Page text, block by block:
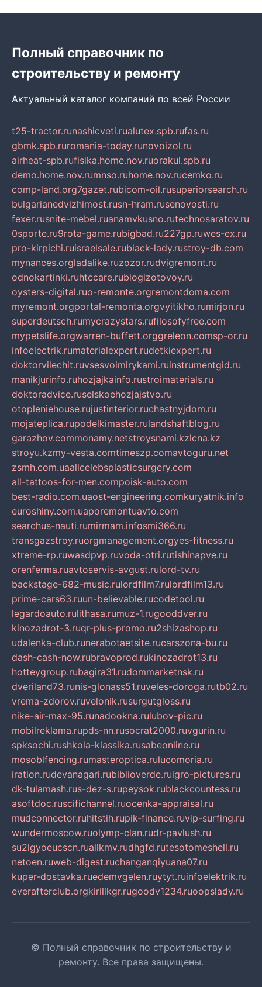
Полный справочник по
строительству и ремонту
Актуальный каталог компаний по всей России
t25-tractor.runashicveti.rualutex.spb.rufas.ru
gbmk.spb.ruromania-today.runovoizol.ru
airheat-spb.rufisika.home.nov.ruorakul.spb.ru
demo.home.nov.rumnso.ruhome.nov.rucemko.ru
comp-land.org7gazet.rubicom-oil.rusuperiorsearch.ru
bulgarianedvizhimost.rusn-hram.rusenovosti.ru
fexer.rusnite-mebel.ruanamvkusno.rutechnosaratov.ru
0sporte.ru9rota-game.rubigbad.ru227gp.ruwes-ex.ru
pro-kirpichi.ruisraelsale.rublack-lady.rustroy-db.com
mynances.orgladalike.ruzozor.rudvigremont.ru
odnokartinki.ruhtccare.rublogizotovoy.ru
oysters-digital.ruo-remonte.orgremontdoma.com
myremont.orgportal-remonta.orgvyitikho.rumirjon.ru
superdeutsch.rumycrazystars.rufilosofyfree.com
mypetslife.orgwarren-buffett.orggreleon.comsp-or.ru
infoelectrik.rumaterialexpert.rudetkiexpert.ru
doktorvilechit.ruvsesvoimirykami.ruinstrumentgid.ru
manikjurinfo.ruhozjajkainfo.rustroimaterials.ru
doktoradvice.ruselskoehozjajstvo.ru
otopleniehouse.rujustinterior.ruchastnyjdom.ru
mojateplica.rupodelkimaster.rulandshaftblog.ru
garazhov.commonamy.netstroysnami.kzlcna.kz
stroyu.kzmy-vesta.comtimeszp.comavtoguru.net
zsmh.com.uaallcelebsplasticsurgery.com
all-tattoos-for-men.compoisk-auto.com
best-radio.com.uaost-engineering.comkuryatnik.info
euroshiny.com.uaporemontuavto.com
searchus-nauti.rumirmam.infosmi366.ru
transgazstroy.ruorgmanagement.orgyes-fitness.ru
xtreme-rp.ruwasdpvp.ruvoda-otri.rutishinapve.ru
orenferma.ruavtoservis-avgust.rulord-tv.ru
backstage-682-music.rulordfilm7.rulordfilm13.ru
prime-cars63.ruun-believable.rucodetool.ru
legardoauto.rulithasa.rumuz-1.rugooddver.ru
kinozadrot-3.ruqr-plus-promo.ru2shizashop.ru
udalenka-club.runerabotaetsite.rucarszona-bu.ru
dash-cash-now.rubravoprod.rukinozadrot13.ru
hotteygroup.rubagira31.rudommarketnsk.ru
dveriland73.runis-glonass51.ruveles-doroga.rutb02.ru
vrema-zdorov.ruvelonik.rusurgutgloss.ru
nike-air-max-95.runadookna.rulubov-pic.ru
mobilreklama.rupds-nn.rusocrat2000.ruvgurin.ru
spksochi.rushkola-klassika.rusabeonline.ru
mosoblfencing.rumasteroptica.rulucomoria.ru
iration.rudevanagari.rubiblioverde.ruigro-pictures.ru
dk-tulamash.rus-dez-s.rupeysok.rublackcountess.ru
asoftdoc.ruscifichannel.ruocenka-appraisal.ru
mudconnector.ruhitstih.rupik-finance.ruvip-surfing.ru
wundermoscow.ruolymp-clan.rudr-pavlush.ru
su2lgyoeucscn.ruallkmv.rudhgfd.rutesotomeshell.ru
netoen.ruweb-digest.ruchanganqiyuana07.ru
kuper-dostavka.ruedemvgelen.ruytyt.ruinfoelektrik.ru
everafterclub.orgkirillkgr.rugoodv1234.ruoopslady.ru
© Полный справочник по строительству и
ремонту. Все права защищены.